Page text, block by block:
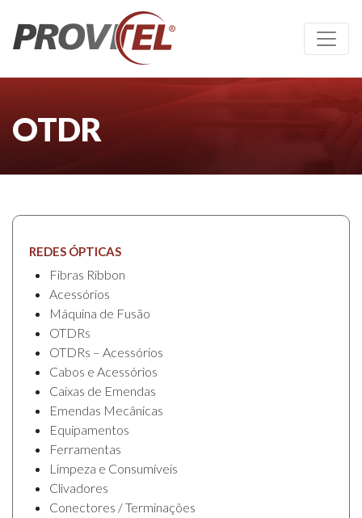
OTDR
REDES ÓPTICAS
Fibras Ribbon
Acessórios
Máquina de Fusão
OTDRs
OTDRs – Acessórios
Cabos e Acessórios
Caixas de Emendas
Emendas Mecânicas
Equipamentos
Ferramentas
Limpeza e Consumíveis
Clivadores
Conectores / Terminações